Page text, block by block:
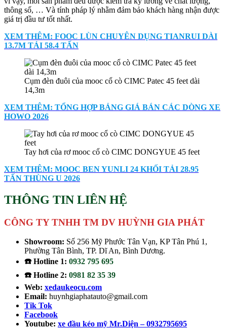
thông số, … Và tính pháp lý nhằm đảm bảo khách hàng nhận được
giá trị đầu tư tốt nhất.
XEM THÊM: FOOC LÙN CHUYÊN DỤNG TIANRUI DÀI
13.7M TẢI 58.4 TẤN
Cụm đèn đuôi của mooc cổ cò CIMC Patec 45 feet dài
14,3m
XEM THÊM: TỔNG HỢP BẢNG GIÁ BÁN CÁC DÒNG XE
HOWO 2026
Tay hơi của rơ mooc cổ cò CIMC DONGYUE 45 feet
XEM THÊM: MOOC BEN YUNLI 24 KHỐI TẢI 28.95
TẤN THÙNG U 2026
THÔNG TIN LIÊN HỆ
CÔNG TY TNHH TM DV HUỲNH GIA PHÁT
Showroom: Số 256 Mỹ Phước Tân Vạn, KP Tân Phú 1,
Phường Tân Bình, TP. Dĩ An, Bình Dương.
☎️ Hotline 1: 0932 795 695
☎️ Hotline 2: 0981 82 35 39
Web: xedaukeocu.com
Email: huynhgiaphatauto@gmail.com
Tik Tok
Facebook
Youtube: xe đầu kéo mỹ Mr.Diện – 0932795695